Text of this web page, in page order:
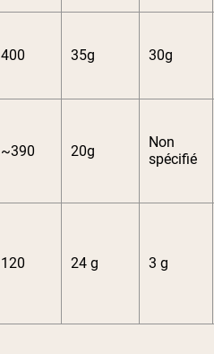
400 35g 30g
~390 20g
Non
spécifié
120 24 g 3 g